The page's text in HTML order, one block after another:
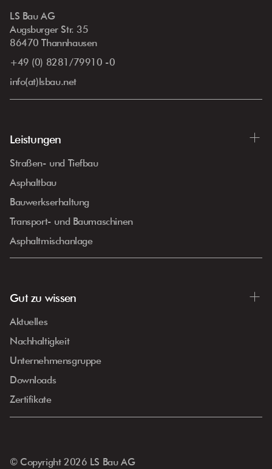
LS Bau AG
Augsburger Str. 35
86470 Thannhausen
+49 (0) 8281/79910 -0
info(at)lsbau.net
Leistungen
Straßen- und Tiefbau
Asphaltbau
Bauwerkserhaltung
Transport- und Baumaschinen
Asphaltmischanlage
Gut zu wissen
Aktuelles
Nachhaltigkeit
Unternehmensgruppe
Downloads
Zertifikate
© Copyright 2026 LS Bau AG